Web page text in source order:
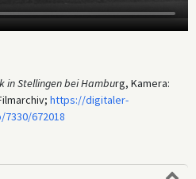
in Stellingen bei Hamburg, Kamera:
https://digitaler-
672018